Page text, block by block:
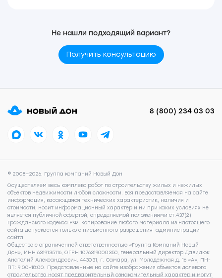
Не нашли подходящий вариант?
Получить консультацию
8 (800) 234 03 03
© 2008—2026. Группа компаний Новый Дон
Осуществляем весь комплекс работ по строительству жилых и нежилых
объектов недвижимости любой сложности. Вся предоставляемая на сайте
информация, касающаяся технических характеристик, наличия и
стоимости, носит информационный характер и ни при каких условиях не
является публичной офертой, определяемой положениями ст.437(2)
Гражданского кодекса РФ. Копирование любого материала из настоящего
сайта допускается только с письменного разрешения администрации
сайта.
Общество с ограниченной ответственностью «Группа Компаний Новый
Дон», ИНН 6319135116, ОГРН 1076319000350, генеральный директор Давидюк
Анатолий Александрович. 443031, г. Самара, ул. Молодежная д. 16 «А», ПН-
ПТ: 9:00-18:00. Представленные на сайте изображения объектов долевого
строительства носят предварительный ознакомительный характер и могут